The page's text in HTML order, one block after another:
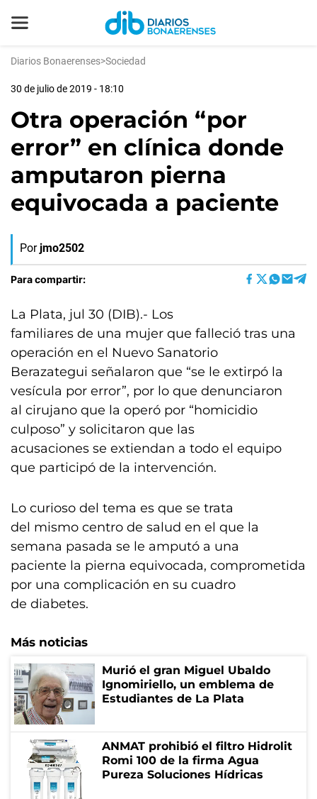
Diarios Bonaerenses>Sociedad
30 de julio de 2019 - 18:10
Otra operación “por
error” en clínica donde
amputaron pierna
equivocada a paciente
Por jmo2502
Para compartir:
La Plata, jul 30 (DIB).- Los
familiares de una mujer que falleció tras una
operación en el Nuevo Sanatorio
Berazategui señalaron que “se le extirpó la
vesícula por error”, por lo que denunciaron
al cirujano que la operó por “homicidio
culposo” y solicitaron que las
acusaciones se extiendan a todo el equipo
que participó de la intervención.
Lo curioso del tema es que se trata
del mismo centro de salud en el que la
semana pasada se le amputó a una
paciente la pierna equivocada, comprometida
por una complicación en su cuadro
de diabetes.
Más noticias
Murió el gran Miguel Ubaldo
Ignomiriello, un emblema de
Estudiantes de La Plata
ANMAT prohibió el filtro Hidrolit
Romi 100 de la firma Agua
Pureza Soluciones Hídricas